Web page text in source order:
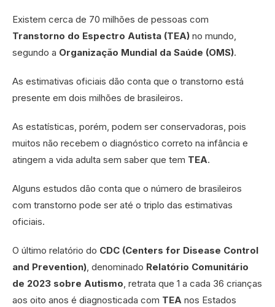
Existem cerca de 70 milhões de pessoas com
Transtorno do Espectro Autista (TEA) no mundo,
segundo a Organização Mundial da Saúde (OMS).
As estimativas oficiais dão conta que o transtorno está
presente em dois milhões de brasileiros.
As estatísticas, porém, podem ser conservadoras, pois
muitos não recebem o diagnóstico correto na infância e
atingem a vida adulta sem saber que tem TEA.
Alguns estudos dão conta que o número de brasileiros
com transtorno pode ser até o triplo das estimativas
oficiais.
O último relatório do CDC (Centers for Disease Control
and Prevention) , denominado Relatório Comunitário
de 2023 sobre Autismo , retrata que 1 a cada 36 crianças
aos oito anos é diagnosticada com TEA nos Estados